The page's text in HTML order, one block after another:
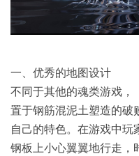
一、优秀的地图设计
不同于其他的魂类游戏，
置于钢筋混泥土塑造的破
自己的特色。在游戏中
钢板上小心翼翼地行走，